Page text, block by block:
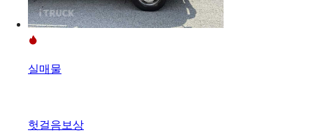
실매물
헛걸음보상